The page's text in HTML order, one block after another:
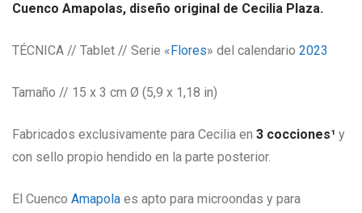
Cuenco Amapolas, diseño original de Cecilia Plaza.
TÉCNICA // Tablet // Serie «Flores» del calendario 2023
Tamaño // 15 x 3 cm Ø (5,9 x 1,18 in)
Fabricados exclusivamente para Cecilia en 3 cocciones¹ y
con sello propio hendido en la parte posterior.
El Cuenco Amapola es apto para microondas y para